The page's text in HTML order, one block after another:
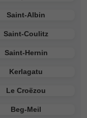
Saint-Albin
Saint-Coulitz
Saint-Hernin
Kerlagatu
Le Croëzou
Beg-Meil